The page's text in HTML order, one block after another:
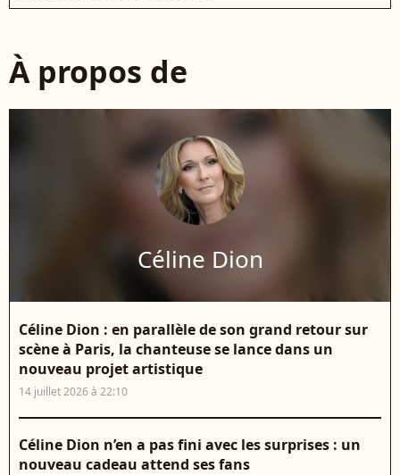
À propos de
Céline Dion
Céline Dion : en parallèle de son grand retour sur
scène à Paris, la chanteuse se lance dans un
nouveau projet artistique
14 juillet 2026 à 22:10
Céline Dion n’en a pas fini avec les surprises : un
nouveau cadeau attend ses fans